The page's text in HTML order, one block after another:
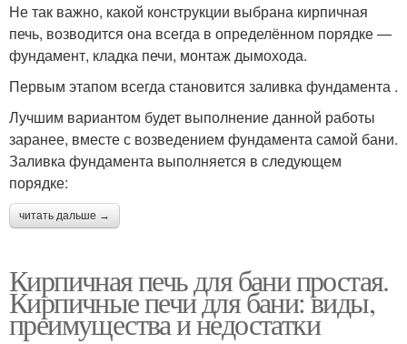
Не так важно, какой конструкции выбрана кирпичная
печь, возводится она всегда в определённом порядке —
фундамент, кладка печи, монтаж дымохода.
Первым этапом всегда становится заливка фундамента .
Лучшим вариантом будет выполнение данной работы
заранее, вместе с возведением фундамента самой бани.
Заливка фундамента выполняется в следующем
порядке:
читать дальше →
Кирпичная печь для бани простая.
Кирпичные печи для бани: виды,
преимущества и недостатки